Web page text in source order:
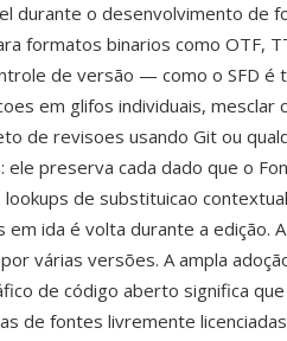
durante o desenvolvimento de
formatos binarios como OTF,
de versão — como o SFD é
em glifos individuais, mesclar
de revisoes usando Git ou
ele preserva cada dado que o
de substituicao
ida é volta durante a edição.
várias versões. A ampla
de código aberto significa
de fontes livremente